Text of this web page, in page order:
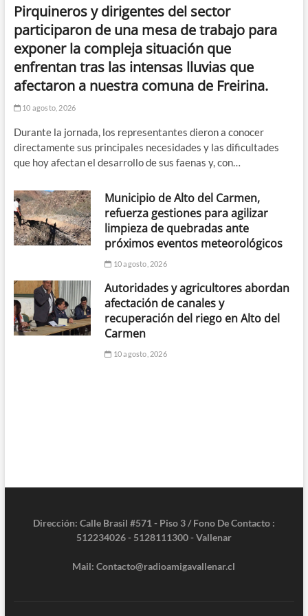
Pirquineros y dirigentes del sector
participaron de una mesa de trabajo para
exponer la compleja situación que
enfrentan tras las intensas lluvias que
afectaron a nuestra comuna de Freirina.
10 agosto, 2026
Durante la jornada, los representantes dieron a conocer
directamente sus principales necesidades y las dificultades
que hoy afectan el desarrollo de sus faenas y, con…
Municipio de Alto del Carmen,
refuerza gestiones para agilizar
limpieza de quebradas ante
próximos eventos meteorológicos
10 agosto, 2026
Autoridades y agricultores abordan
afectación de canales y
recuperación del riego en Alto del
Carmen
10 agosto, 2026
Dirección: Calle Brasil #571 - Piso 3 / Fono De Contacto :
512234026 - 5128111300 - Vallenar
Mail: Contacto@radioamigavallenar.cl